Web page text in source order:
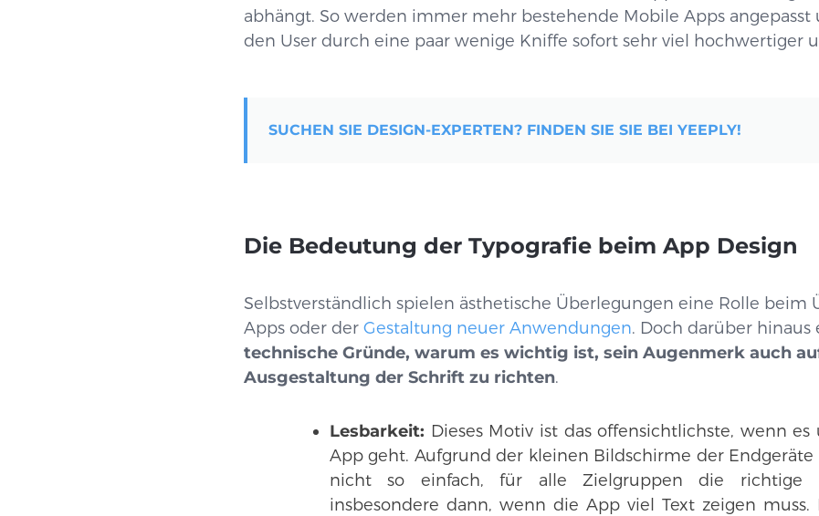
abhängt. So werden immer mehr bestehende Mobile Apps
den User durch eine paar wenige Kniffe sofort sehr viel hochwertiger
SUCHEN SIE DESIGN-EXPERTEN? FINDEN SIE SIE BEI YEEPLY!
Die Bedeutung der Typografie beim App Design
Selbstverständlich spielen ästhetische Überlegungen eine Rolle beim
Apps oder der Gestaltung neuer Anwendungen. Doch darüber hinaus
technische Gründe, warum es wichtig ist, sein Augenmerk auch
Ausgestaltung der Schrift zu richten.
Lesbarkeit: Dieses Motiv ist das offensichtlichste, wenn
App geht. Aufgrund der kleinen Bildschirme der Endgeräte
nicht so einfach, für alle Zielgruppen die richtige
insbesondere dann, wenn die App viel Text zeigen